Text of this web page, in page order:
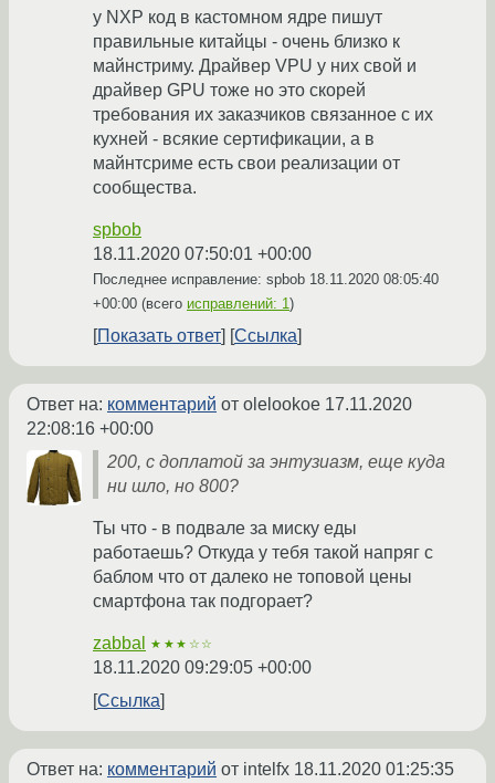
у NXP код в кастомном ядре пишут
правильные китайцы - очень близко к
майнстриму. Драйвер VPU у них свой и
драйвер GPU тоже но это скорей
требования их заказчиков связанное с их
кухней - всякие сертификации, а в
майнтсриме есть свои реализации от
сообщества.
spbob
18.11.2020 07:50:01 +00:00
Последнее исправление: spbob 18.11.2020 08:05:40
+00:00 (всего исправлений: 1)
Показать ответ Ссылка
Ответ на: комментарий от olelookoe 17.11.2020
22:08:16 +00:00
200, с доплатой за энтузиазм, еще куда
ни шло, но 800?
Ты что - в подвале за миску еды
работаешь? Откуда у тебя такой напряг с
баблом что от далеко не топовой цены
смартфона так подгорает?
zabbal ★★★☆☆
18.11.2020 09:29:05 +00:00
Ссылка
Ответ на: комментарий от intelfx 18.11.2020 01:25:35